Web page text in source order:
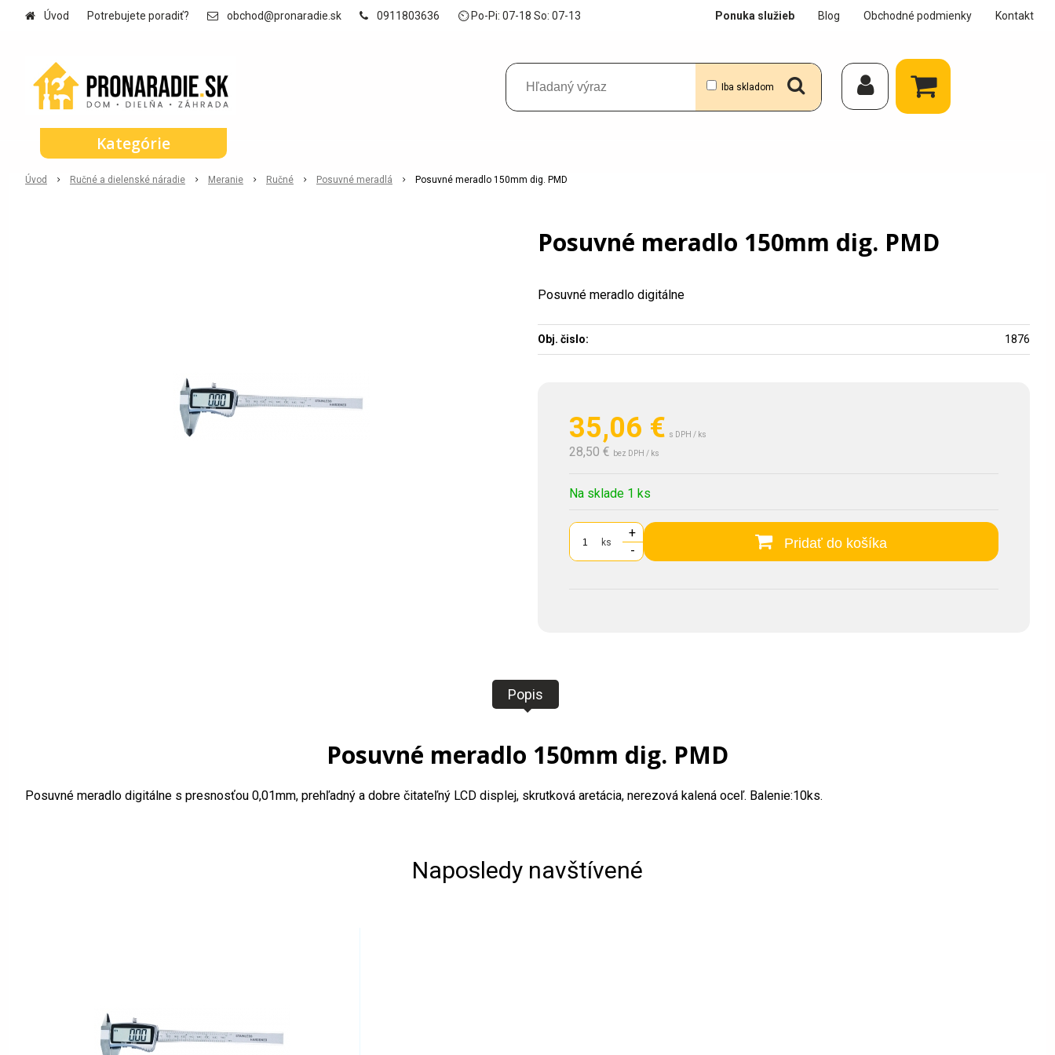
Úvod Potrebujete poradiť? obchod@pronaradie.sk 0911803636 ⏲ Po-Pi: 07-18 So: 07-13
Iba skladom
Ponuka služieb Blog Obchodné podmienky Kontakt
Úvod Ručné a dielenské náradie Meranie Ručné Posuvné meradlá Posuvné meradlo 150mm dig. PMD
Posuvné meradlo 150mm dig. PMD
35,06 € s DPH / ks
28,50 € bez DPH / ks
Na sklade 1 ks
ks
+
-
Pridať do košíka
Posuvné meradlo digitálne
Obj. čislo: 1876
Popis
Posuvné meradlo 150mm dig. PMD
Posuvné meradlo digitálne s presnosťou 0,01mm, prehľadný a dobre čitateľný LCD displej, skrutková aretácia, nerezová kalená oceľ. Balenie:10ks.
Naposledy navštívené
Kategórie